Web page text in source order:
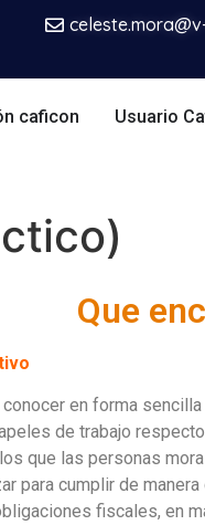
caficon Usuario
Que
conocer en forma
de trabajo
que las personas
para cumplir de manera
fiscales, en